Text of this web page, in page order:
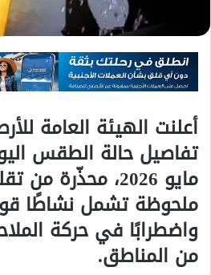
أعلنت الهيئة العامة
مايو 2026، محذّرة
ملحوظة تشمل نشاطًا
واضطرابًا في حركة
من المناطق.